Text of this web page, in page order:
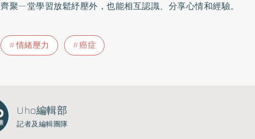
齊聚ㄧ堂學習放鬆紓壓外，也能相互認識、分享心情和經驗。
情緒壓力 癌症
Uho編輯部
記者及編輯團隊